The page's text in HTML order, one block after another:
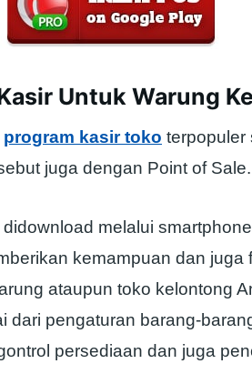
Untuk Warung
program kasir toko terpopuler
juga dengan Point of Sale.
melalui
kemampuan dan juga
ataupun toko kelontong
dari pengaturan barang-
persediaan dan juga